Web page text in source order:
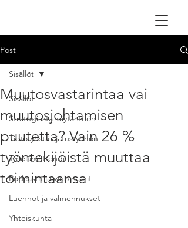
Post
Sisällöt
Strategiasta käytäntöön
Tietotyöstä ajatustyöhön
Työelämätrendit
Podcastit ja webinaarit
Luennot ja valmennukset
Yhteiskunta
Sisällöt
Muutosvastarintaa vai
muutosjohtamisen
puutetta? Vain 26 %
työntekijöistä muuttaa
toimintaansa